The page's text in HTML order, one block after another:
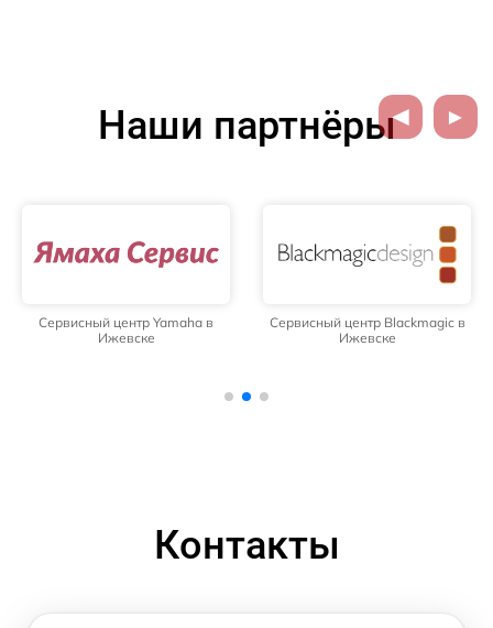
Наши партнёры
Сервисный центр Yamaha в
Ижевске
Сервисный центр Blackmagic в
Ижевске
Контакты